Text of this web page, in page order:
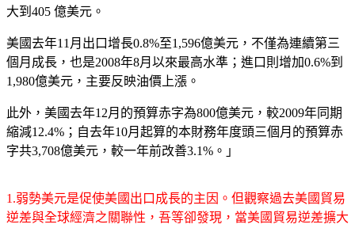
大到405 億美元。
美國去年11月出口增長0.8%至1,596億美元，不僅為連續第三
個月成長，也是2008年8月以來最高水準；進口則增加0.6%到
1,980億美元，主要反映油價上漲。
此外，美國去年12月的預算赤字為800億美元，較2009年同期
縮減12.4%；自去年10月起算的本財務年度頭三個月的預算赤
字共3,708億美元，較一年前改善3.1%。」
1.弱勢美元是促使美國出口成長的主因。但觀察過去美國貿易
逆差與全球經濟之關聯性，吾等卻發現，當美國貿易逆差擴大